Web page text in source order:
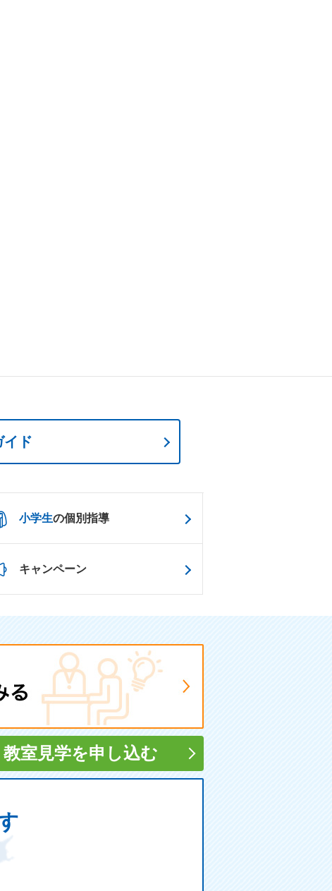
イド
小学生の個別指導
キャンペーン
教室見学を申し込む